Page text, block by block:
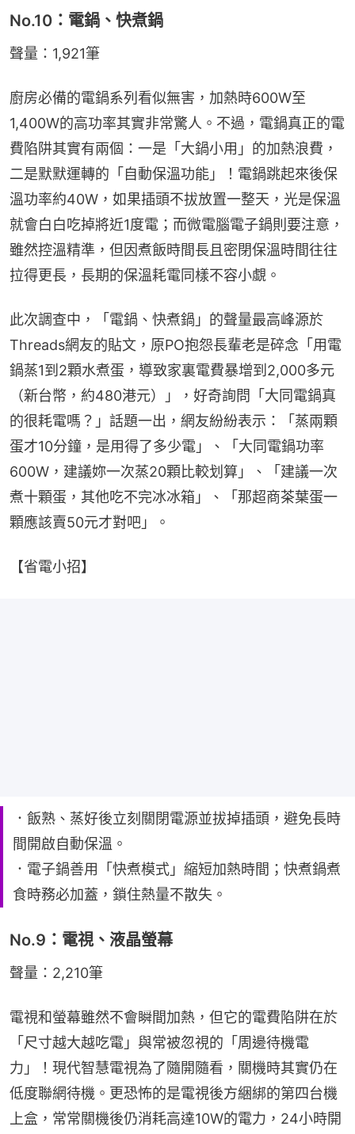
No.10：電鍋、快煮鍋
聲量：1,921筆
廚房必備的電鍋系列看似無害，加熱時600W至
1,400W的高功率其實非常驚人。不過，電鍋真正的電
費陷阱其實有兩個：一是「大鍋小用」的加熱浪費，
二是默默運轉的「自動保溫功能」！電鍋跳起來後保
溫功率約40W，如果插頭不拔放置一整天，光是保溫
就會白白吃掉將近1度電；而微電腦電子鍋則要注意，
雖然控溫精準，但因煮飯時間長且密閉保溫時間往往
拉得更長，長期的保溫耗電同樣不容小覷。
此次調查中，「電鍋、快煮鍋」的聲量最高峰源於
Threads網友的貼文，原PO抱怨長輩老是碎念「用電
鍋蒸1到2顆水煮蛋，導致家裏電費暴增到2,000多元
（新台幣，約480港元）」，好奇詢問「大同電鍋真
的很耗電嗎？」話題一出，網友紛紛表示：「蒸兩顆
蛋才10分鐘，是用得了多少電」、「大同電鍋功率
600W，建議妳一次蒸20顆比較划算」、「建議一次
煮十顆蛋，其他吃不完冰冰箱」、「那超商茶葉蛋一
顆應該賣50元才對吧」。
【省電小招】
．飯熟、蒸好後立刻關閉電源並拔掉插頭，避免長時
間開啟自動保溫。
．電子鍋善用「快煮模式」縮短加熱時間；快煮鍋煮
食時務必加蓋，鎖住熱量不散失。
No.9：電視、液晶螢幕
聲量：2,210筆
電視和螢幕雖然不會瞬間加熱，但它的電費陷阱在於
「尺寸越大越吃電」與常被忽視的「周邊待機電
力」！現代智慧電視為了隨開隨看，關機時其實仍在
低度聯網待機。更恐怖的是電視後方綑綁的第四台機
上盒，常常關機後仍消耗高達10W的電力，24小時開